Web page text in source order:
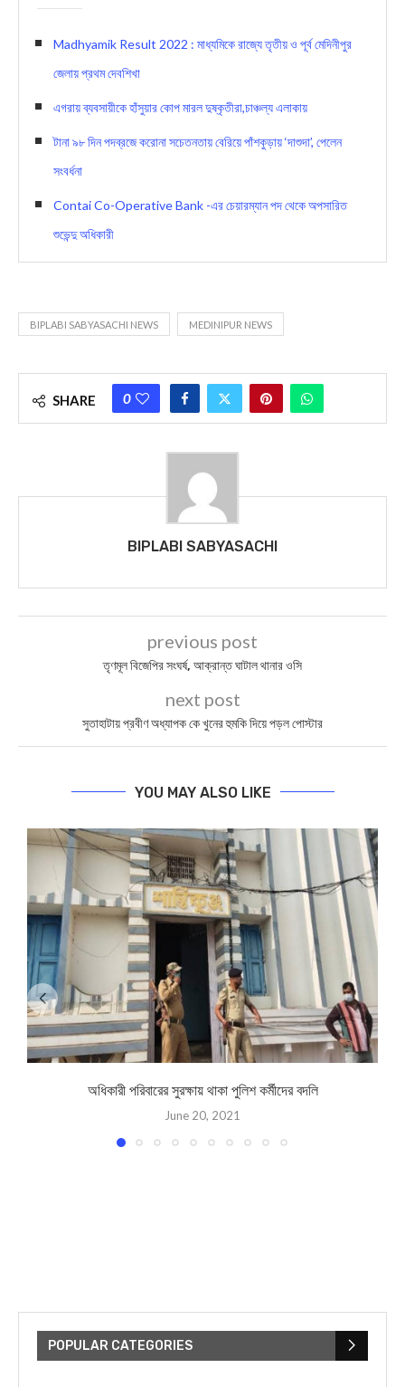
Madhyamik Result 2022 : মাধ্যমিকে রাজ্যে তৃতীয় ও পূর্ব মেদিনীপুর
জেলায় প্রথম দেবশিখা
এগরায় ব্যবসায়ীকে হাঁসুয়ার কোপ মারল দুষ্কৃতীরা,চাঞ্চল্য এলাকায়
টানা ৯৮ দিন পদব্রজে করোনা সচেতনতায় বেরিয়ে পাঁশকুড়ায় ‘দাশুদা’, পেলেন
সংবর্ধনা
Contai Co-Operative Bank -এর চেয়ারম্যান পদ থেকে অপসারিত
শুভেন্দু অধিকারী
BIPLABI SABYASACHI NEWS MEDINIPUR NEWS
SHARE 0
BIPLABI SABYASACHI
previous post
তৃণমূল বিজেপির সংঘর্ষ, আক্রান্ত ঘাটাল থানার ওসি
next post
সুতাহাটায় প্রবীণ অধ্যাপক কে খুনের হুমকি দিয়ে পড়ল পোস্টার
YOU MAY ALSO LIKE
অধিকারী পরিবারের সুরক্ষায় থাকা পুলিশ কর্মীদের বদলি
June 20, 2021
POPULAR CATEGORIES